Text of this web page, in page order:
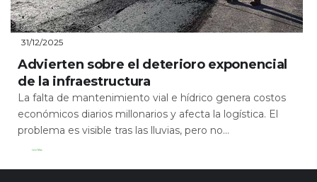
31/12/2025
Advierten sobre el deterioro exponencial
de la infraestructura
La falta de mantenimiento vial e hídrico genera costos
económicos diarios millonarios y afecta la logística. El
problema es visible tras las lluvias, pero no...
Leer Más